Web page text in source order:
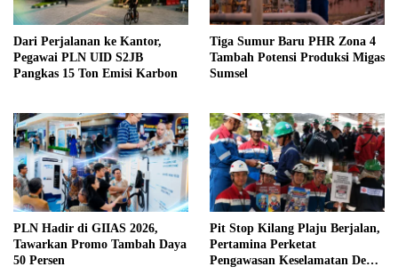
Dari Perjalanan ke Kantor,
Pegawai PLN UID S2JB
Pangkas 15 Ton Emisi Karbon
Tiga Sumur Baru PHR Zona 4
Tambah Potensi Produksi Migas
Sumsel
PLN Hadir di GIIAS 2026,
Tawarkan Promo Tambah Daya
50 Persen
Pit Stop Kilang Plaju Berjalan,
Pertamina Perketat
Pengawasan Keselamatan Demi